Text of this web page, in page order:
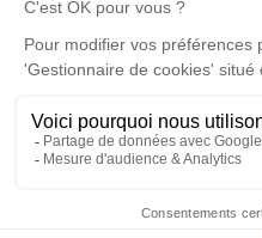
Services aux familles
Nos
Politique de traitement des
Politique d’utilisation des
Zone d'intervention